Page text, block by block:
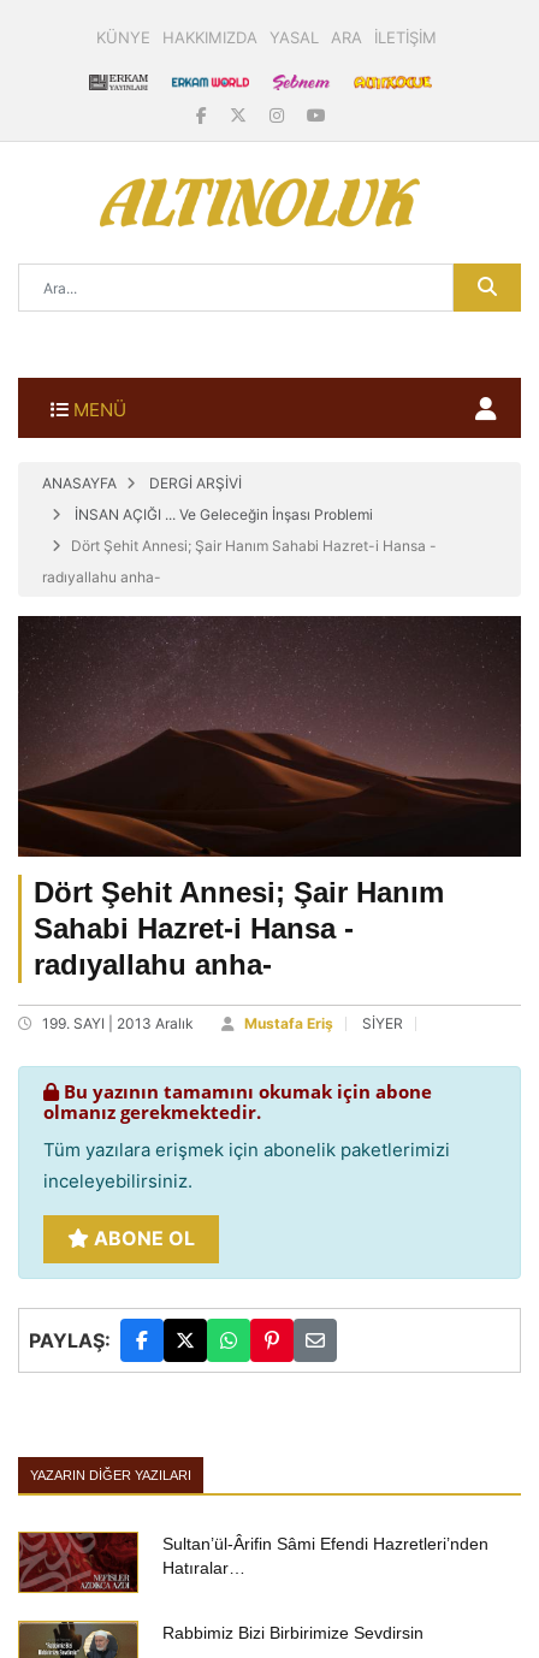
KÜNYE HAKKIMIZDA YASAL ARA İLETİŞİM
MENÜ
ANASAYFA
DERGİ ARŞİVİ
İNSAN AÇIĞI ... Ve Geleceğin İnşası Problemi
Dört Şehit Annesi; Şair Hanım Sahabi Hazret-i Hansa -
radıyallahu anha-
Dört Şehit Annesi; Şair Hanım
Sahabi Hazret-i Hansa -
radıyallahu anha-
199. SAYI | 2013 Aralık Mustafa Eriş SİYER
Bu yazının tamamını okumak için abone
olmanız gerekmektedir.
Tüm yazılara erişmek için abonelik paketlerimizi
inceleyebilirsiniz.
ABONE OL
PAYLAŞ:
YAZARIN DIĞER YAZILARI
Sultan’ül-Ârifin Sâmi Efendi Hazretleri’nden
Hatıralar…
Rabbimiz Bizi Birbirimize Sevdirsin